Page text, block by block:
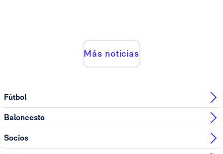
Más noticias
Fútbol
Baloncesto
Socios